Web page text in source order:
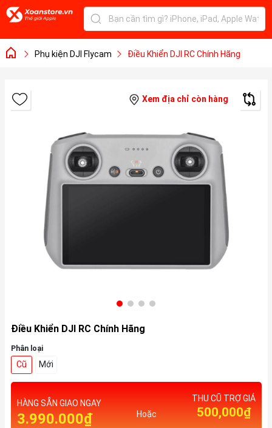
Phụ kiện DJI Flycam Điều Khiển DJI RC Chính Hãng
Xem địa chỉ còn hàng
Điều Khiển DJI RC Chính Hãng
Phân loại
Cũ Mới
HÀNG SẴN GIAO NGAY
3.990.000₫ Hoặc
THU CŨ TRỢ GIÁ
500,000₫